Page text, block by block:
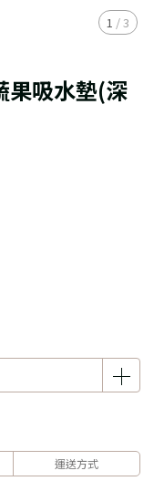
1 /3
吸水墊(深
運送方式